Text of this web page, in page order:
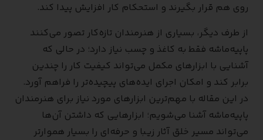
روی هم قرار بگیرند و استحکام کار افزایش پیدا کند.
از طرف دیگر، بسیاری از هنرمندان تازه‌کار تصور می‌کنند
پاپیه‌ماشه فقط به کاغذ و چسب نیاز دارد؛ در حالی که
آشنایی با ابزارهای مکمل می‌تواند کیفیت کار را چندین
برابر کند و امکان اجرای ایده‌های پیچیده‌تر را فراهم آورد.
در این مقاله با مهم‌ترین ابزارهای مورد نیاز برای هنرمندان
پاپیه‌ماشه آشنا می‌شویم؛ ابزارهایی که داشتن آن‌ها
می‌تواند مسیر خلق آثار زیبا و حرفه‌ای را بسیار هموارتر